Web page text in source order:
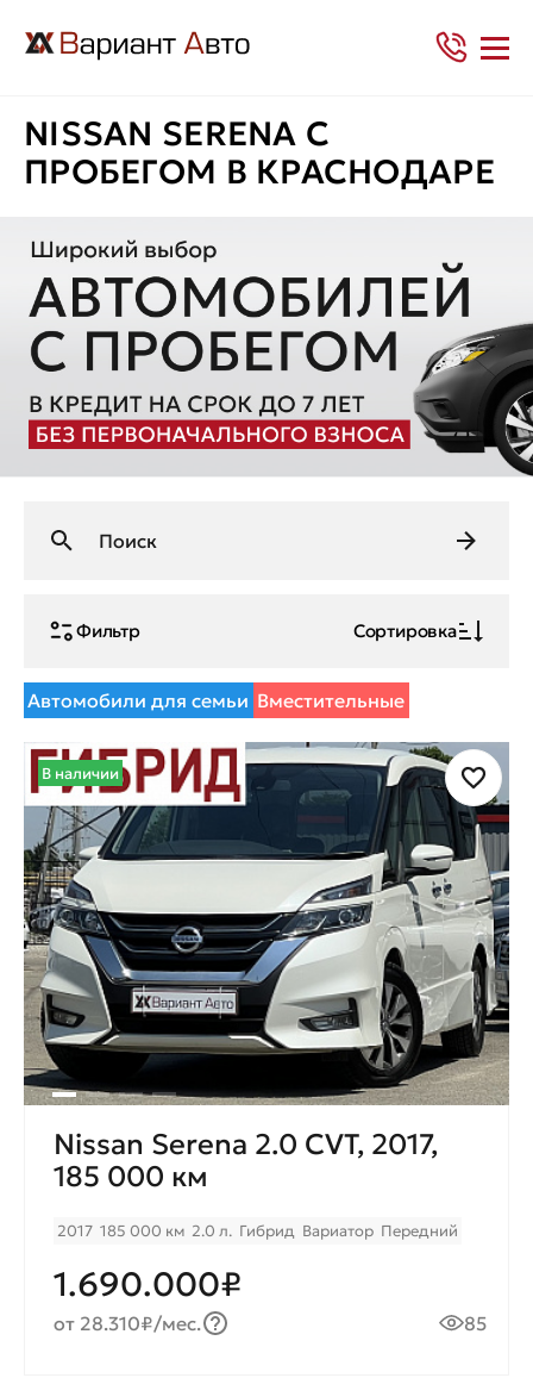
NISSAN SERENA С
ПРОБЕГОМ В КРАСНОДАРЕ
Фильтр Сортировка
Автомобили для семьи Вместительные
В наличии
Nissan Serena 2.0 CVT, 2017,
185 000 км
2017 185 000 км 2.0 л. Гибрид Вариатор Передний
1.690.000₽
от 28.310₽/мес. 85